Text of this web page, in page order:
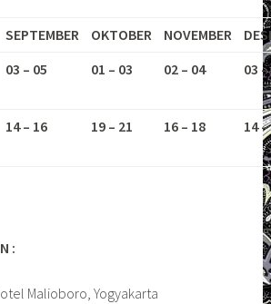
SEPTEMBER OKTOBER NOVEMBER
03 – 05 01 – 03 02 – 04 03
14 – 16 19 – 21 16 – 18 14
:
Malioboro, Yogyakarta